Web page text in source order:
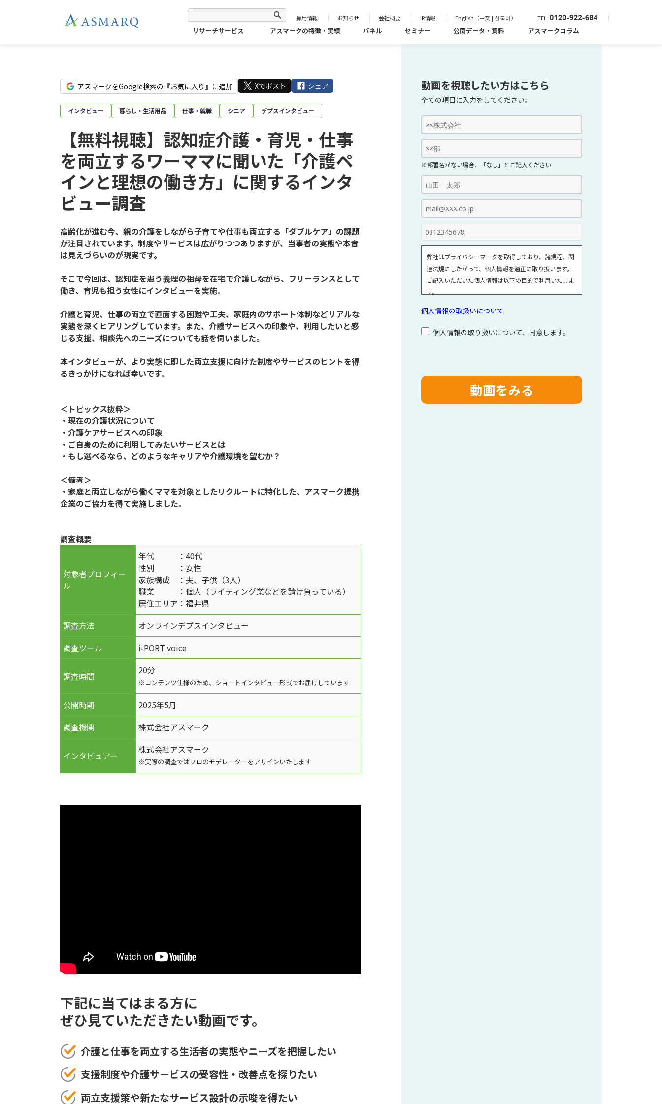
採用情報 お知らせ 会社概要 IR情報 English（中文 | 한국어） TEL
リサーチサービス アスマークの特徴・実績 パネル セミナー 公開データ・資料 アスマークコラム
アスマークをGoogle検索の『お気に入り』に追加 Xでポスト シェア
インタビュー 暮らし・生活用品 仕事・就職 シニア デプスインタビュー
【無料視聴】認知症介護・育児・仕事
を両立するワーママに聞いた「介護ペ
インと理想の働き方」に関するインタ
ビュー調査
高齢化が進む今、親の介護をしながら子育てや仕事も両立する「ダブルケア」の課題
が注目されています。制度やサービスは広がりつつありますが、当事者の実態や本音
は見えづらいのが現実です。
そこで今回は、認知症を患う義理の祖母を在宅で介護しながら、フリーランスとして
働き、育児も担う女性にインタビューを実施。
介護と育児、仕事の両立で直面する困難や工夫、家庭内のサポート体制などリアルな
実態を深くヒアリングしています。また、介護サービスへの印象や、利用したいと感
じる支援、相談先へのニーズについても話を伺いました。
本インタビューが、より実態に即した両立支援に向けた制度やサービスのヒントを得
るきっかけになれば幸いです。
＜トピックス抜粋＞
・現在の介護状況について
・介護ケアサービスへの印象
・ご自身のために利用してみたいサービスとは
・もし選べるなら、どのようなキャリアや介護環境を望むか？
＜備考＞
・家庭と両立しながら働くママを対象としたリクルートに特化した、アスマーク提携
企業のご協力を得て実施しました。
調査概要
対象者プロフィー
ル
年代 ：40代
性別 ：女性
家族構成 ：夫、子供（3人）
職業 ：個人（ライティング業などを請け負っている）
居住エリア：福井県
調査方法
オンラインデプスインタビュー
調査ツール
i-PORT voice
調査時間
20分
※コンテンツ仕様のため、ショートインタビュー形式でお届けしています
公開時期
2025年5月
調査機関
株式会社アスマーク
インタビュアー
株式会社アスマーク
※実際の調査ではプロのモデレーターをアサインいたします
下記に当てはまる方に
ぜひ見ていただきたい動画です。
介護と仕事を両立する生活者の実態やニーズを把握したい
支援制度や介護サービスの受容性・改善点を探りたい
両立支援策や新たなサービス設計の示唆を得たい
動画を視聴したい方はこちら
全ての項目に入力をしてください。
※部署名がない場合、「なし」とご記入ください
弊社はプライバシーマークを取得しており、諸規程、関
連法規にしたがって、個人情報を適正に取り扱います。
ご記入いただいた個人情報は以下の目的で利用いたしま
す。
注、決済および対応
・取引（提案）に基づく役務等の授受
個人情報の取扱いについて
個人情報の取扱いについて
個人情報の取り扱いについて、同意します。
フ
ー